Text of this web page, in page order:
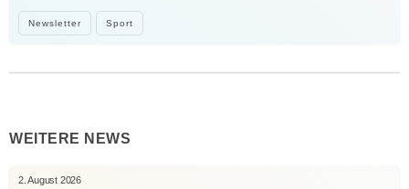
Newsletter Sport
WEITERE NEWS
2. August 2026